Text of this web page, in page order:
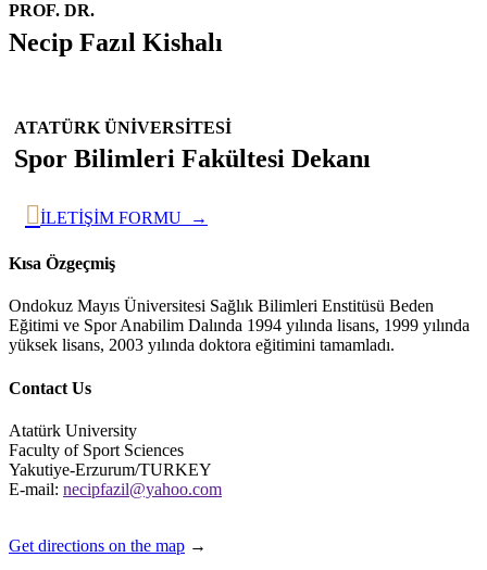
PROF. DR.
Necip Fazıl Kishalı
ATATÜRK ÜNİVERSİTESİ
Spor Bilimleri Fakültesi Dekanı
İLETİŞİM FORMU →
Kısa Özgeçmiş
Ondokuz Mayıs Üniversitesi Sağlık Bilimleri Enstitüsü Beden
Eğitimi ve Spor Anabilim Dalında 1994 yılında lisans, 1999 yılında
yüksek lisans, 2003 yılında doktora eğitimini tamamladı.
Contact Us
Atatürk University
Faculty of Sport Sciences
Yakutiye-Erzurum/TURKEY
E-mail: necipfazil@yahoo.com
Get directions on the map →